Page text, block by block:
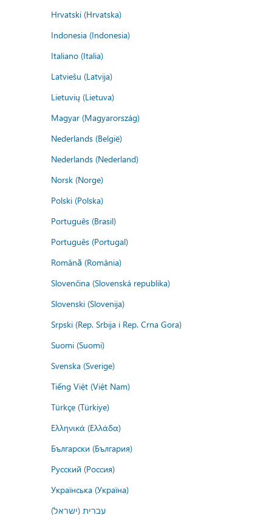
Hrvatski (Hrvatska)
Indonesia (Indonesia)
Italiano (Italia)
Latviešu (Latvija)
Lietuvių (Lietuva)
Magyar (Magyarország)
Nederlands (België)
Nederlands (Nederland)
Norsk (Norge)
Polski (Polska)
Português (Brasil)
Português (Portugal)
Română (România)
Slovenčina (Slovenská republika)
Slovenski (Slovenija)
Srpski (Rep. Srbija i Rep. Crna Gora)
Suomi (Suomi)
Svenska (Sverige)
Tiếng Việt (Việt Nam)
Türkçe (Türkiye)
Ελληνικά (Ελλάδα)
Български (България)
Русский (Россия)
Українська (Україна)
עברית (ישראל)